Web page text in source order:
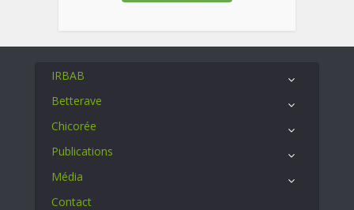
IRBAB
Betterave
Chicorée
Publications
Média
Contact